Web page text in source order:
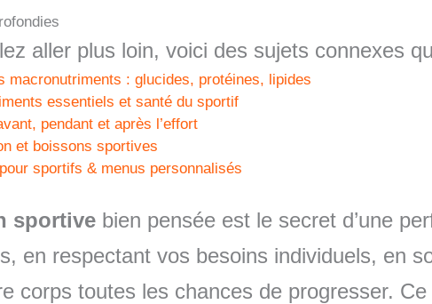
aller plus loin, voici des sujets connexes
macronutriments : glucides, protéines, lipides
essentiels et santé du sportif
pendant et après l’effort
et boissons sportives
sportifs & menus personnalisés
sportive bien pensée est le secret d’une
en respectant vos besoins individuels, en
corps toutes les chances de progresser.